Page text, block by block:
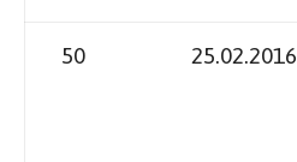
50 25.02.2016